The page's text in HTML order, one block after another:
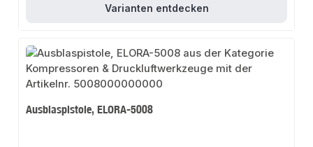
Varianten entdecken
Ausblaspistole, ELORA-5008